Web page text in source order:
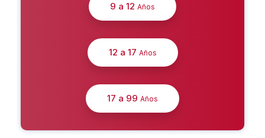
9 a 12 Años
12 a 17 Años
17 a 99 Años